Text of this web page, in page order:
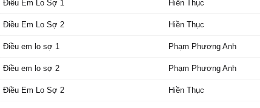
Bàn tay nắm chặt chẳng muốn xa
anh bao giờ
đi những êm đẹp
đi những kỷ niệm
Điều Em Lo Sợ 1 Hiền Thục
Điều Em Lo Sợ 2 Hiền Thục
Điều em lo sợ 1 Phạm Phương Anh
Điều em lo sợ 2 Phạm Phương Anh
Điều Em Lo Sợ 2 Hiền Thục